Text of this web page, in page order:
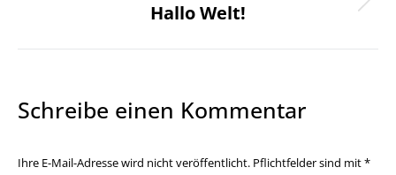
Nächster
Hallo Welt!
Schreibe einen Kommentar
Ihre E-Mail-Adresse wird nicht veröffentlicht. Pflichtfelder sind mit*